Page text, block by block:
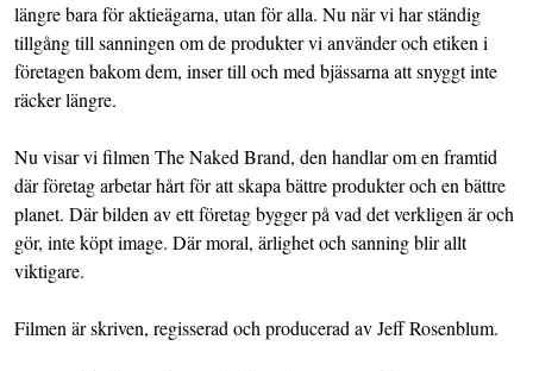
längre bara för aktieägarna, utan för alla. Nu när vi har ständig
tillgång till sanningen om de produkter vi använder och etiken i
företagen bakom dem, inser till och med bjässarna att snyggt inte
räcker längre.
Nu visar vi filmen The Naked Brand, den handlar om en framtid
där företag arbetar hårt för att skapa bättre produkter och en bättre
planet. Där bilden av ett företag bygger på vad det verkligen är och
gör, inte köpt image. Där moral, ärlighet och sanning blir allt
viktigare.
Filmen är skriven, regisserad och producerad av Jeff Rosenblum.